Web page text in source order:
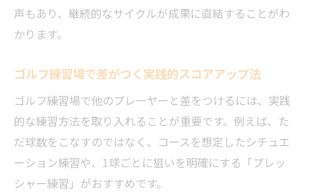
声もあり、継続的なサイクルが成果に直結することがわ
かります。
ゴルフ練習場で差がつく実践的スコアアップ法
ゴルフ練習場で他のプレーヤーと差をつけるには、実践
的な練習方法を取り入れることが重要です。例えば、た
だ球数をこなすのではなく、コースを想定したシチュエ
ーション練習や、1球ごとに狙いを明確にする「プレッ
シャー練習」がおすすめです。